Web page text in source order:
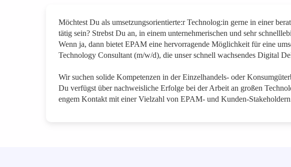
Möchtest Du als umsetzungsorientierte:r Technolog:in gerne in einer
tätig sein? Strebst Du an, in einem unternehmerischen und sehr
Wenn ja, dann bietet EPAM eine hervorragende Möglichkeit für eine
Technology Consultant (m/w/d), die unser schnell wachsendes Digital
Wir suchen solide Kompetenzen in der Einzelhandels- oder
Du verfügst über nachweisliche Erfolge bei der Arbeit an großen
engem Kontakt mit einer Vielzahl von EPAM- und Kunden-